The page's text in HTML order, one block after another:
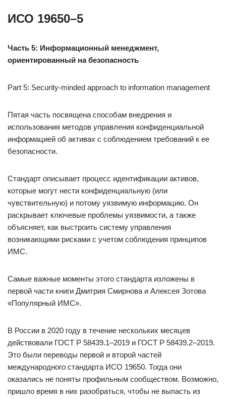
ИСО 19650–5
Часть 5: Информационный менеджмент,
ориентированный на безопасность
Part 5: Security-minded approach to information management
Пятая часть посвящена способам внедрения и
использования методов управления конфиденциальной
информацией об активах с соблюдением требований к ее
безопасности.
Стандарт описывает процесс идентификации активов,
которые могут нести конфиденциальную (или
чувствительную) и потому уязвимую информацию. Он
раскрывает ключевые проблемы уязвимости, а также
объясняет, как выстроить систему управления
возникающими рисками с учетом соблюдения принципов
ИМС.
Самые важные моменты этого стандарта изложены в
первой части книги Дмитрия Смирнова и Алексея Зотова
«Популярный ИМС».
В России в 2020 году в течение нескольких месяцев
действовали ГОСТ Р 58439.1–2019 и ГОСТ Р 58439.2–2019.
Это были переводы первой и второй частей
международного стандарта ИСО 19650. Тогда они
оказались не поняты профильным сообществом. Возможно,
пришло время в них разобраться, чтобы не выпасть из